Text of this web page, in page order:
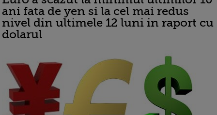
ani fata de yen si la cel mai redus
nivel din ultimele 12 luni in raport cu
dolarul